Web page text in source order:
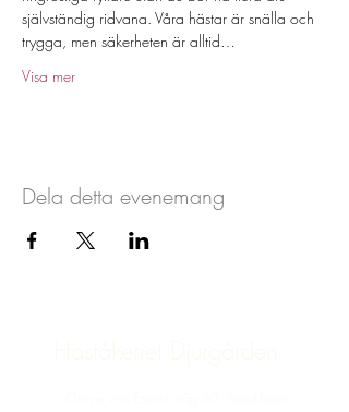
självständig ridvana. Våra hästar är snälla och
trygga, men säkerheten är alltid…
Visa mer
Dela detta evenemang